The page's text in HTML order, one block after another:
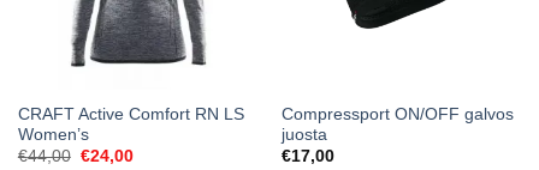
CRAFT Active Comfort RN LS
Women’s
€44,00 Original
€24,00Current
Compressport ON/OFF galvos
juosta
€17,00